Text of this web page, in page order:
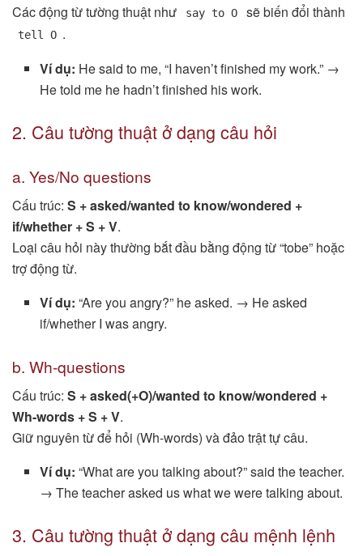
Các động từ tường thuật như
say to O sẽ biến đổi thành
tell O .
Ví dụ: He said to me, “I haven’t finished my work.” →
He told me he hadn’t finished his work.
2. Câu tường thuật ở dạng câu hỏi
a. Yes/No questions
Cấu trúc: S + asked/wanted to know/wondered +
if/whether + S + V.
Loại câu hỏi này thường bắt đầu bằng động từ “tobe” hoặc
trợ động từ.
Ví dụ: “Are you angry?” he asked. → He asked
if/whether I was angry.
b. Wh-questions
Cấu trúc: S + asked(+O)/wanted to know/wondered +
Wh-words + S + V.
Giữ nguyên từ để hỏi (Wh-words) và đảo trật tự câu.
Ví dụ: “What are you talking about?” said the teacher.
→ The teacher asked us what we were talking about.
3. Câu tường thuật ở dạng câu mệnh lệnh